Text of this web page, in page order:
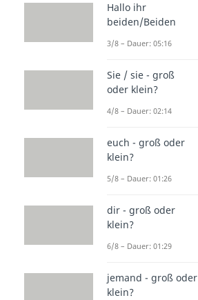
Hallo ihr
beiden/Beiden
3/8 – Dauer: 05:16
Sie / sie - groß
oder klein?
4/8 – Dauer: 02:14
euch - groß oder
klein?
5/8 – Dauer: 01:26
dir - groß oder
klein?
6/8 – Dauer: 01:29
jemand - groß oder
klein?